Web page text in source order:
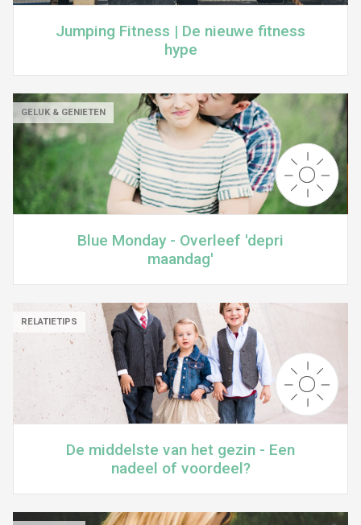
Jumping Fitness | De nieuwe fitness
hype
GELUK & GENIETEN
Blue Monday - Overleef 'depri
maandag'
RELATIETIPS
De middelste van het gezin - Een
nadeel of voordeel?